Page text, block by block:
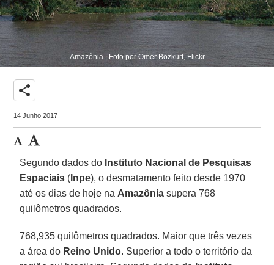
Amazônia | Foto por Omer Bozkurt, Flickr
share
14 Junho 2017
Segundo dados do Instituto Nacional de Pesquisas
Espaciais ( Inpe), o desmatamento feito desde 1970
até os dias de hoje na Amazônia supera 768
quilômetros quadrados.
768,935 quilômetros quadrados. Maior que três vezes
a área do Reino Unido. Superior a todo o território da